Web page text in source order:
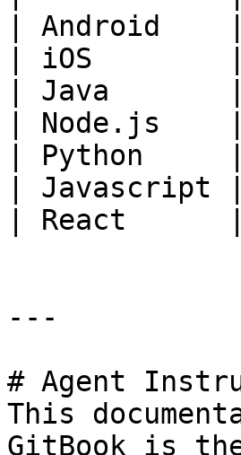
| Android
| iOS
| Java
| Node.js
| Python
| Javascript
| React
---
# Agent
This
GitBook is